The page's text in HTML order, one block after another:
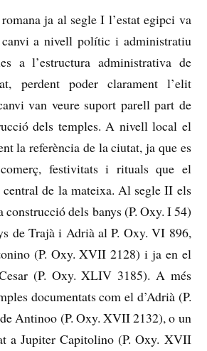
ja al segle I l’estat egipci va
a nivell polític i administratiu
a l’estructura administrativa de
perdent poder clarament l’elit
van veure suport parell part de
dels temples.A nivell local el
la referència de la ciutat, ja que es
festivitats i rituals que el
de la mateixa. Al segle II els
construcció dels banys (P. Oxy. I 54)
de Trajà i Adrià al P. Oxy.VI 896,
(P. Oxy. XVII 2128) i ja en el
(P. Oxy. XLIV 3185). A més
documentats com el d’Adrià (P.
Antinoo (P. Oxy. XVII 2132), o un
a Jupiter Capitolino (P. Oxy. XVII